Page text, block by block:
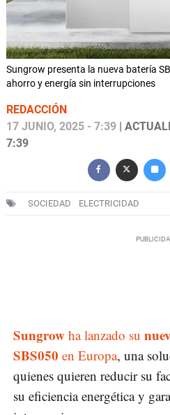
Sungrow presenta la nueva batería
ahorro y energía sin interrupciones
REDACCIÓN
17 JUNIO, 2025 - 7:39 |
7:39
SOCIEDAD ELECTRICIDAD
Sungrow ha lanzado su
SBS050 en Europa, una
quienes quieren reducir su
su eficiencia energética y